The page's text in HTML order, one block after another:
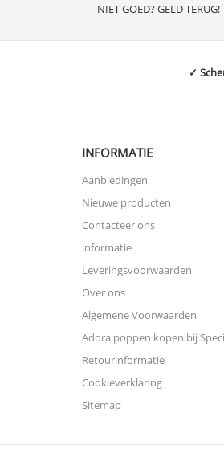
NIET GOED? GELD TERUG!
✓
INFORMATIE
Aanbiedingen
Nieuwe producten
Contacteer ons
informatie
Leveringsvoorwaarden
Over ons
Algemene Voorwaarden
Adora poppen kopen bij
Retourinformatie
Cookieverklaring
Sitemap